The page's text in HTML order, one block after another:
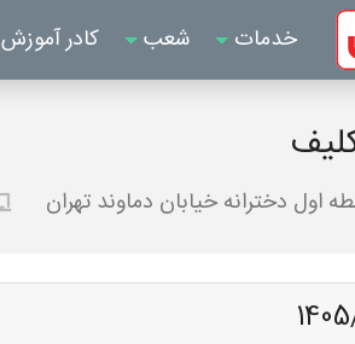
خدمات شعب کادر آموزش
اول دخترانه خیابان دماوند تهران